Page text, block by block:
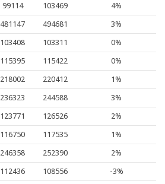
99114 103469 4%
481147 494681 3%
103408 103311 0%
115395 115422 0%
218002 220412 1%
236323 244588 3%
123771 126526 2%
116750 117535 1%
246358 252390 2%
112436 108556 -3%